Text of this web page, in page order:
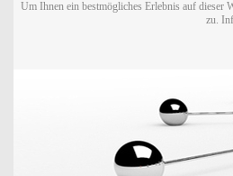
Um Ihnen ein bestmögliches Erlebnis auf dieser
zu.